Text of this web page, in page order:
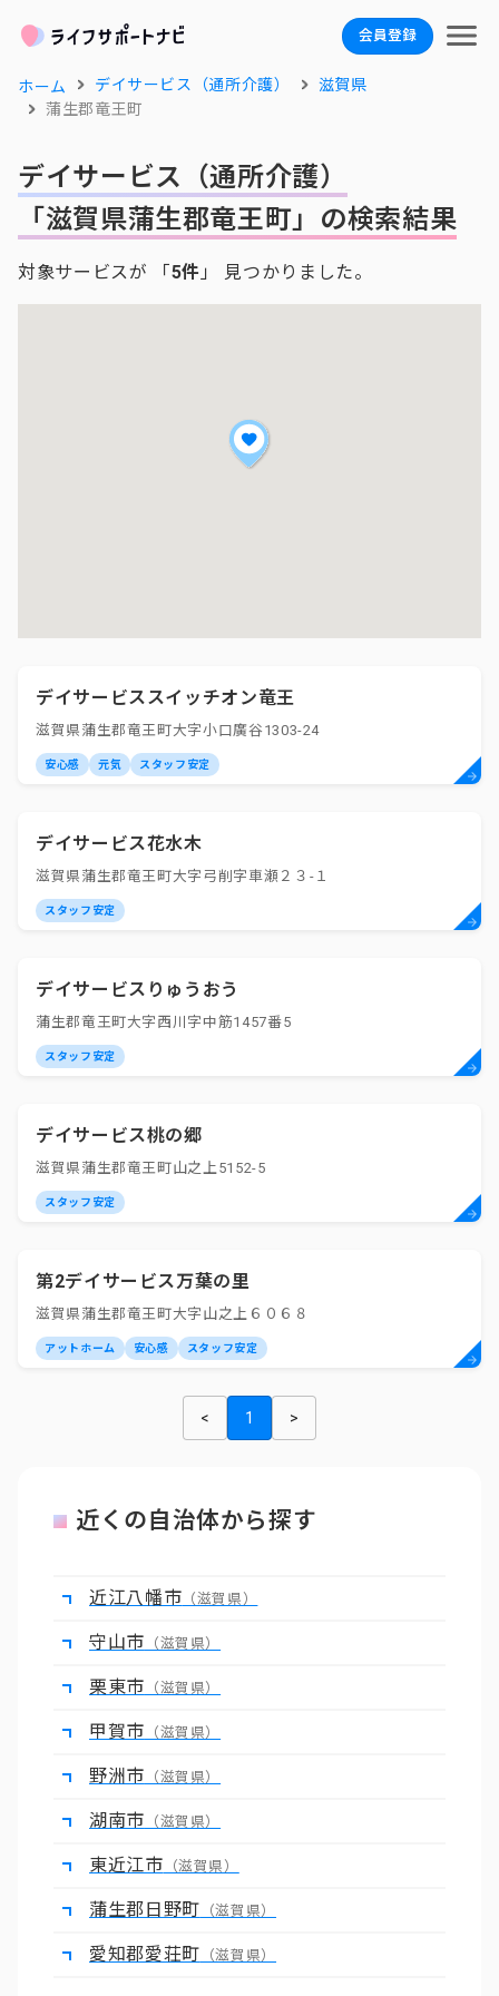
会員登録
ホーム デイサービス（通所介護）
滋賀県
蒲生郡竜王町
デイサービス（通所介護）
「滋賀県蒲生郡竜王町」の検索結果
対象サービスが 「5件 」 見つかりました。
デイサービススイッチオン竜王
滋賀県蒲生郡竜王町大字小口廣谷1303-24
安心感 元気 スタッフ安定
デイサービス花水木
滋賀県蒲生郡竜王町大字弓削字車瀬２３-１
スタッフ安定
デイサービスりゅうおう
蒲生郡竜王町大字西川字中筋1457番5
スタッフ安定
デイサービス桃の郷
滋賀県蒲生郡竜王町山之上5152-5
スタッフ安定
第2デイサービス万葉の里
滋賀県蒲生郡竜王町大字山之上６０６８
アットホーム 安心感 スタッフ安定
< 1 >
近くの自治体から探す
近江八幡市 （滋賀県）
守山市 （滋賀県）
栗東市 （滋賀県）
甲賀市 （滋賀県）
野洲市 （滋賀県）
湖南市 （滋賀県）
東近江市 （滋賀県）
蒲生郡日野町 （滋賀県）
愛知郡愛荘町 （滋賀県）